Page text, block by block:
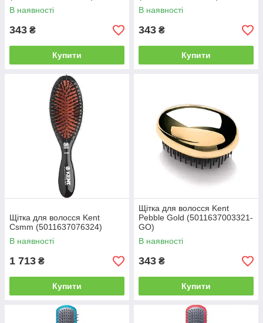
В наявності
343 ₴
Купити
В наявності
343 ₴
Купити
Щітка для волосся Kent
Csmm (5011637076324)
В наявності
1 713 ₴
Купити
Щітка для волосся Kent
Pebble Gold (5011637003321-
GO)
В наявності
343 ₴
Купити